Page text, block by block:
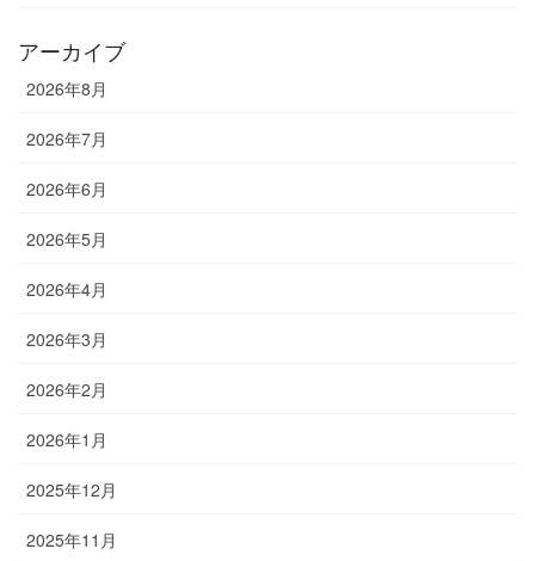
アーカイブ
2026年8月
2026年7月
2026年6月
2026年5月
2026年4月
2026年3月
2026年2月
2026年1月
2025年12月
2025年11月